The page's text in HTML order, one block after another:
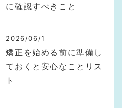
に確認すべきこと
2026/06/1
矯正を始める前に準備し
ておくと安心なことリス
ト